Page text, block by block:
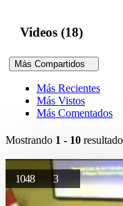
Videos (18)
Más Compartidos
Más Recientes
Más Vistos
Más Comentados
Mostrando 1 - 10
1048 3